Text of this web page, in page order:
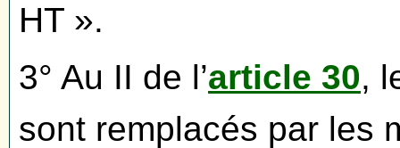
HT ».
3° Au II de l’article 30,
sont remplacés par les